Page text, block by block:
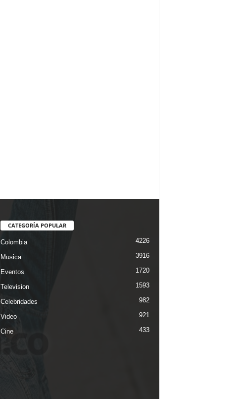
CATEGORÍA POPULAR
Colombia 4226
Musica 3916
Eventos 1720
Television 1593
Celebridades 982
Video 921
Cine 433